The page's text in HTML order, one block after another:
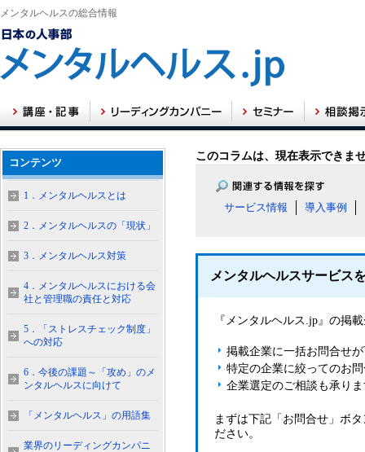
メンタルヘルスの総合情報
このコラムは、現在表示できま
サービス情報 導入事例
メンタルヘルスサービス
『メンタルヘルス.jp』の掲
掲載企業に一括お問合せ
特定の企業に絞ってのお
企業選定のご相談も承り
まずは下記「お問合せ」ボ
ださい。
コンテンツ
1．メンタルヘルスとは
2．メンタルヘルスの「現状」
3．メンタルヘルス対策
4．メンタルヘルスにおける会
社と管理職の責任と対応
5．「ストレスチェック制度」
への対応
6．今後の課題～「攻め」のメ
ンタルヘルスに向けて
「メンタルヘルス」の用語集
業界のリーディングカンパニ